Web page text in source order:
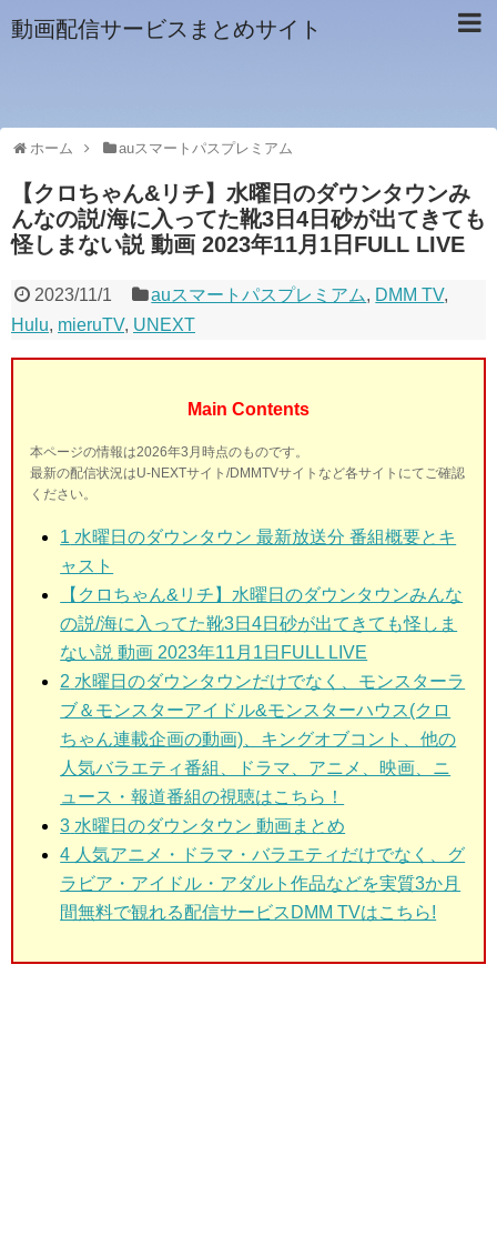
動画配信サービスまとめサイト
ホーム auスマートパスプレミアム
【クロちゃん&リチ】水曜日のダウンタウンみ
んなの説/海に入ってた靴3日4日砂が出てきても
怪しまない説 動画 2023年11月1日FULL LIVE
2023/11/1 auスマートパスプレミアム, DMM TV,
Hulu, mieruTV, UNEXT
Main Contents
本ページの情報は2026年3月時点のものです。
最新の配信状況はU-NEXTサイト/DMMTVサイトなど各サイトにてご確認
ください。
1 水曜日のダウンタウン 最新放送分 番組概要とキ
ャスト
【クロちゃん&リチ】水曜日のダウンタウンみんな
の説/海に入ってた靴3日4日砂が出てきても怪しま
ない説 動画 2023年11月1日FULL LIVE
2 水曜日のダウンタウンだけでなく、モンスターラ
ブ＆モンスターアイドル&モンスターハウス(クロ
ちゃん連載企画の動画)、キングオブコント、他の
人気バラエティ番組、ドラマ、アニメ、映画、ニ
ュース・報道番組の視聴はこちら！
3 水曜日のダウンタウン 動画まとめ
4 人気アニメ・ドラマ・バラエティだけでなく、グ
ラビア・アイドル・アダルト作品などを実質3か月
間無料で観れる配信サービスDMM TVはこちら!